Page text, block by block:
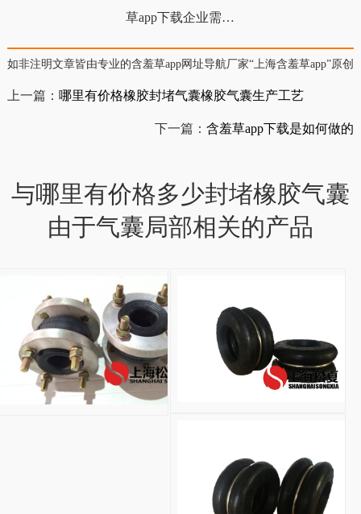
草app下载企业需…
如非注明文章皆由专业的含羞草app网址导航厂家“上海含羞草app”原创
上一篇： 哪里有价格橡胶封堵气囊橡胶气囊生产工艺
下一篇：含羞草app下载是如何做的
与哪里有价格多少封堵橡胶气囊
由于气囊局部相关的产品
HF150/076-
调
偏